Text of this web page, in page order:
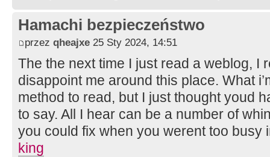
Hamachi bezpieczeństwo
przez qheajxe 25 Sty 2024, 14:51
The the next time I just read a weblog, I
disappoint me around this place. What
method to read, but I just thought youd
to say. All I hear can be a number of
you could fix when you werent too busy
king